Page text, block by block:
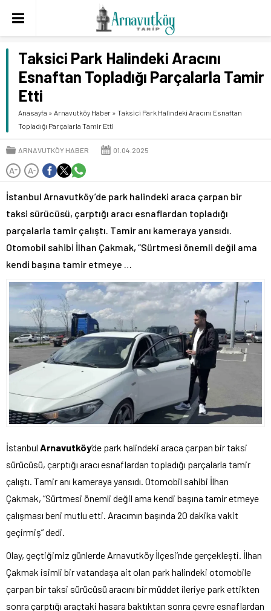
Taksici Park Halindeki Aracını
Esnaftan Topladığı Parçalarla Tamir
Etti
Anasayfa » Arnavutköy Haber » Taksici Park Halindeki Aracını Esnaftan
Topladığı Parçalarla Tamir Etti
ARNAVUTKÖY HABER 01.04.2025
A+ A-
İstanbul Arnavutköy’de park halindeki araca çarpan bir
taksi sürücüsü, çarptığı aracı esnaflardan topladığı
parçalarla tamir çalıştı. Tamir anı kameraya yansıdı.
Otomobil sahibi İlhan Çakmak, “Sürtmesi önemli değil ama
kendi başına tamir etmeye …
İstanbul Arnavutköy‘de park halindeki araca çarpan bir taksi
sürücüsü, çarptığı aracı esnaflardan topladığı parçalarla tamir
çalıştı. Tamir anı kameraya yansıdı. Otomobil sahibi İlhan
Çakmak, “Sürtmesi önemli değil ama kendi başına tamir etmeye
çalışması beni mutlu etti. Aracımın başında 20 dakika vakit
geçirmiş” dedi.
Olay, geçtiğimiz günlerde Arnavutköy İlçesi’nde gerçekleşti. İlhan
Çakmak isimli bir vatandaşa ait olan park halindeki otomobile
çarpan bir taksi sürücüsü aracını bir müddet ileriye park ettikten
sonra çarptığı araçtaki hasara baktıktan sonra çevre esnaflardan